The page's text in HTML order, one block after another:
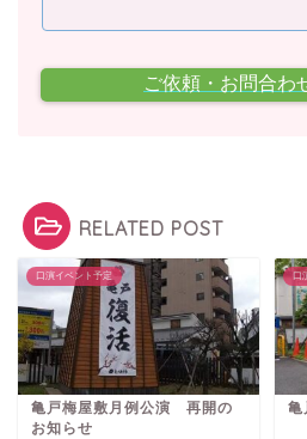
ご依頼・お問合わ
RELATED POST
口演イベント予定
亀戸梅屋敷月例公演 再開の
お知らせ
口
亀